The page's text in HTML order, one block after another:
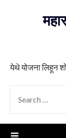
येथे योजना लिहून
FOR: